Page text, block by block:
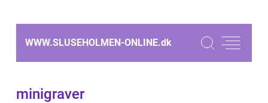
WWW.SLUSEHOLMEN-ONLINE.dk
minigraver